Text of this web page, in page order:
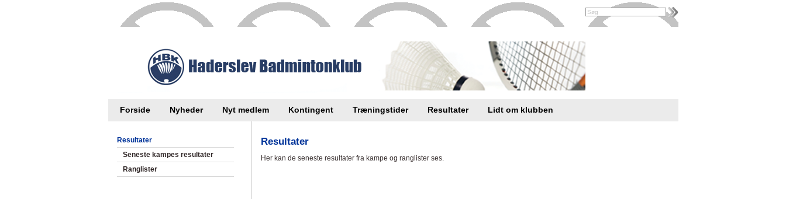
Forside Nyheder Nyt medlem Kontingent Træningstider Resultater Lidt om klubben
Resultater
Seneste kampes resultater
Ranglister
Resultater
Her kan de seneste resultater fra kampe og ranglister ses.